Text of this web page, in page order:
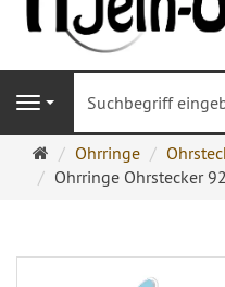
Navigation
Ohrringe
Ohrstecker
Ohrringe
Ohrringe Ohrstecker